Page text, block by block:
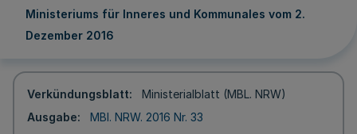
Ministeriums für Inneres und Kommunales vom 2.
Dezember 2016
Verkündungsblatt
Ministerialblatt (MBL. NRW)
Ausgabe
MBl. NRW. 2016 Nr. 33